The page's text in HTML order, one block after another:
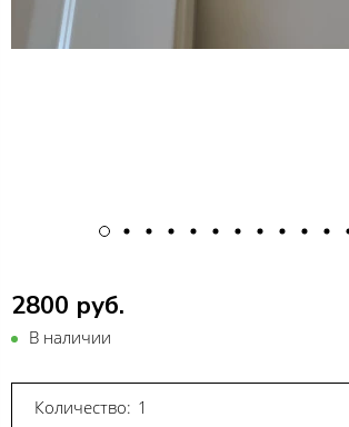
2800 руб.
В наличии
Количество: